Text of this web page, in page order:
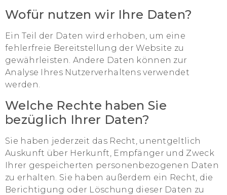
Wofür nutzen wir Ihre Daten?
Ein Teil der Daten wird erhoben, um eine
fehlerfreie Bereitstellung der Website zu
gewährleisten. Andere Daten können zur
Analyse Ihres Nutzerverhaltens verwendet
werden.
Welche Rechte haben Sie
bezüglich Ihrer Daten?
Sie haben jederzeit das Recht, unentgeltlich
Auskunft über Herkunft, Empfänger und Zweck
Ihrer gespeicherten personenbezogenen Daten
zu erhalten. Sie haben außerdem ein Recht, die
Berichtigung oder Löschung dieser Daten zu